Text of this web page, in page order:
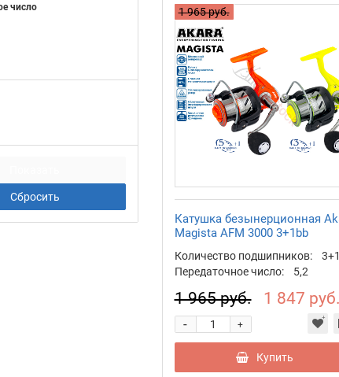
число 1 965 руб.
Катушка безынерционная
Magista AFM 3000 3+1bb
Количество подшипников:
3+1
Передаточное число:
5,2
1 965 руб. 1 847 руб.
+
-
Купить